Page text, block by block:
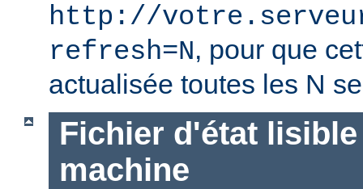
http://
refresh=N, pour que
actualisée toutes les N
Fichier d'état
machine